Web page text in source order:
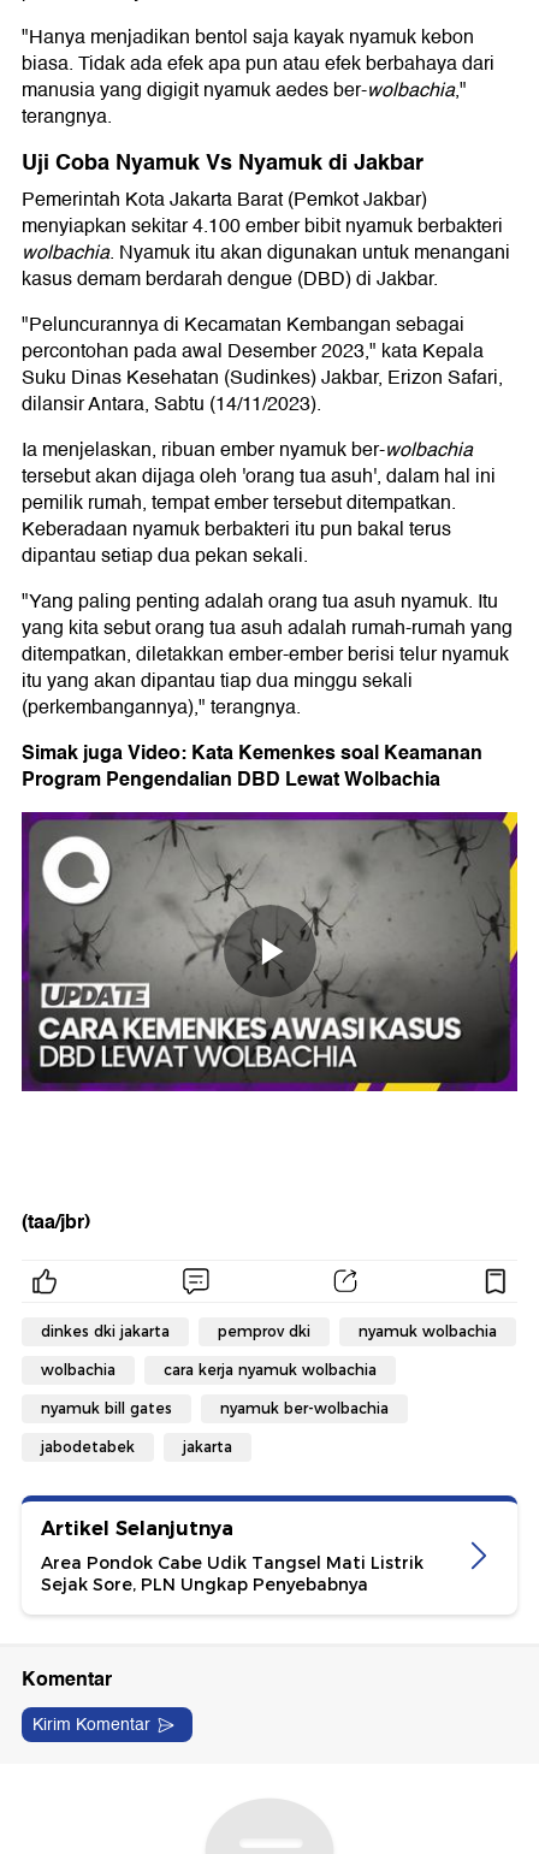
"Hanya menjadikan bentol saja kayak nyamuk kebon
biasa. Tidak ada efek apa pun atau efek berbahaya dari
manusia yang digigit nyamuk aedes ber-wolbachia,"
terangnya.
Uji Coba Nyamuk Vs Nyamuk di Jakbar
Pemerintah Kota Jakarta Barat (Pemkot Jakbar)
menyiapkan sekitar 4.100 ember bibit nyamuk berbakteri
wolbachia. Nyamuk itu akan digunakan untuk menangani
kasus demam berdarah dengue (DBD) di Jakbar.
"Peluncurannya di Kecamatan Kembangan sebagai
percontohan pada awal Desember 2023," kata Kepala
Suku Dinas Kesehatan (Sudinkes) Jakbar, Erizon Safari,
dilansir Antara, Sabtu (14/11/2023).
Ia menjelaskan, ribuan ember nyamuk ber-wolbachia
tersebut akan dijaga oleh 'orang tua asuh', dalam hal ini
pemilik rumah, tempat ember tersebut ditempatkan.
Keberadaan nyamuk berbakteri itu pun bakal terus
dipantau setiap dua pekan sekali.
"Yang paling penting adalah orang tua asuh nyamuk. Itu
yang kita sebut orang tua asuh adalah rumah-rumah yang
ditempatkan, diletakkan ember-ember berisi telur nyamuk
itu yang akan dipantau tiap dua minggu sekali
(perkembangannya)," terangnya.
Simak juga Video: Kata Kemenkes soal Keamanan
Program Pengendalian DBD Lewat Wolbachia
(taa/jbr)
dinkes dki jakarta pemprov dki nyamuk wolbachia
wolbachia cara kerja nyamuk wolbachia
nyamuk bill gates nyamuk ber-wolbachia
jabodetabek jakarta
Artikel Selanjutnya
Area Pondok Cabe Udik Tangsel Mati Listrik
Sejak Sore, PLN Ungkap Penyebabnya